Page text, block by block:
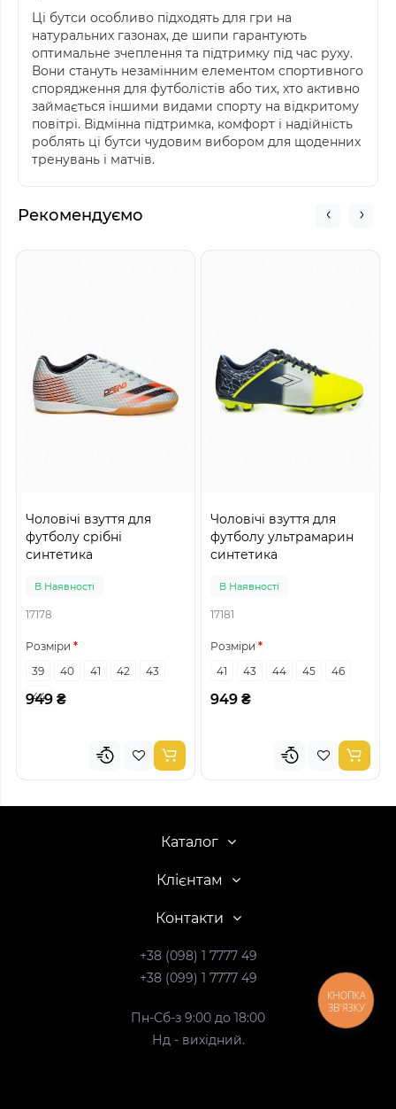
Ці бутси особливо підходять для гри на
натуральних газонах, де шипи гарантують
оптимальне зчеплення та підтримку під час руху.
Вони стануть незамінним елементом спортивного
спорядження для футболістів або тих, хто активно
займається іншими видами спорту на відкритому
повітрі. Відмінна підтримка, комфорт і надійність
роблять ці бутси чудовим вибором для щоденних
тренувань і матчів.
Рекомендуємо
Чоловічі взуття для
футболу срібні
синтетика
В Наявності
17178
Розміри
39
40 41 42
43
44
949 ₴
Чоловічі взуття для
футболу ультрамарин
синтетика
В Наявності
17181
Розміри
41
43 44 45 46
949 ₴
Каталог
Клієнтам
Контакти
+38 (098) 1 7777 49
+38 (099) 1 7777 49
Пн-Сб-з 9:00 до 18:00
Нд - вихідний.
КНОПКА
ЗВ'ЯЗКУ